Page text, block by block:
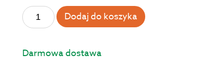
Dodaj do koszyka
Darmowa dostawa